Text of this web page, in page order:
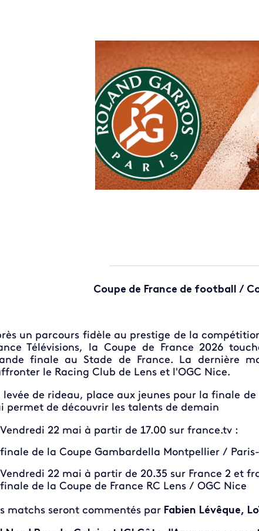
Coupe de France de football /
un parcours fidèle au prestige de la
Télévisions, la Coupe de France 2026
finale au Stade de France. La dernière
le Racing Club de Lens et l'OGC Nice.
levée de rideau, place aux jeunes pour la finale
permet de découvrir les talents de demain
Vendredi 22 mai à partir de 17.00 sur france.tv :
finale de la Coupe Gambardella Montpellier /
Vendredi 22 mai à partir de 20.35 sur France 2 et
finale de la Coupe de France RC Lens / OGC Nice
matchs seront commentés parFabien Lévêque,